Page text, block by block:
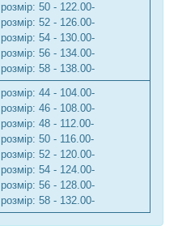
розмір: 50 - 122.00-
розмір: 52 - 126.00-
розмір: 54 - 130.00-
розмір: 56 - 134.00-
розмір: 58 - 138.00-
розмір: 44 - 104.00-
розмір: 46 - 108.00-
розмір: 48 - 112.00-
розмір: 50 - 116.00-
розмір: 52 - 120.00-
розмір: 54 - 124.00-
розмір: 56 - 128.00-
розмір: 58 - 132.00-